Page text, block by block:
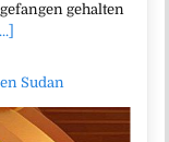
gehalten
[...]
Sudan